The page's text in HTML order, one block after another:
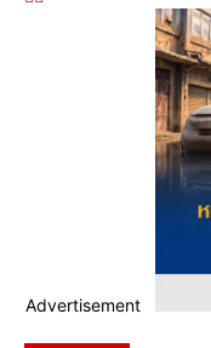
Advertisement